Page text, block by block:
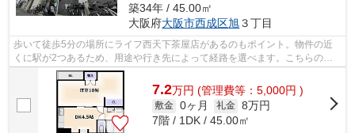
築34年 / 45.00㎡
大阪府大阪市西成区旭３丁目
歩いて徒歩5分の場所にライフ西天下茶屋店があるのもポイント。物件の近
くに駅が2つあるため、用途や行き先によって経路を選べます。こちらの物
件はマンションです。共用部には敷地内...
7.2万円 (管理費等：5,000円 )
敷金 0ヶ月 礼金 8万円
7階 / 1DK / 45.00㎡